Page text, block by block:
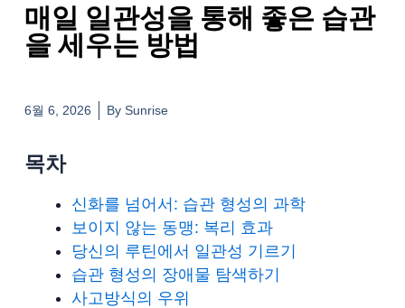
매일 일관성을 통해 좋은 습관
을 세우는 방법
6월 6, 2026 BySunrise
목차
신화를 넘어서: 습관 형성의 과학
보이지 않는 동맹: 복리 효과
당신의 루틴에서 일관성 기르기
습관 형성의 장애물 탐색하기
사고방식의 우위